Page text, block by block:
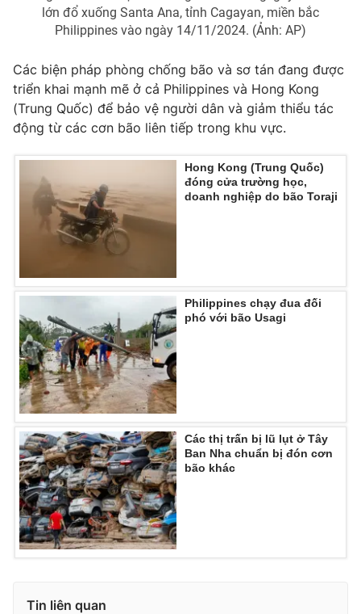
lớn đổ xuống Santa Ana, tỉnh Cagayan, miền bắc
Philippines vào ngày 14/11/2024. (Ảnh: AP)
Các biện pháp phòng chống bão và sơ tán đang được
triển khai mạnh mẽ ở cả Philippines và Hong Kong
(Trung Quốc) để bảo vệ người dân và giảm thiểu tác
động từ các cơn bão liên tiếp trong khu vực.
Hong Kong (Trung Quốc)
đóng cửa trường học,
doanh nghiệp do bão Toraji
Philippines chạy đua đối
phó với bão Usagi
Các thị trấn bị lũ lụt ở Tây
Ban Nha chuẩn bị đón cơn
bão khác
Tin liên quan